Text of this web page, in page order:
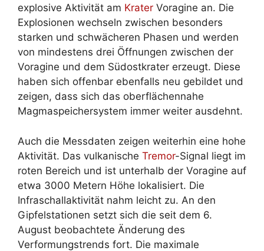
explosive Aktivität am Krater Voragine an. Die
Explosionen wechseln zwischen besonders
starken und schwächeren Phasen und werden
von mindestens drei Öffnungen zwischen der
Voragine und dem Südostkrater erzeugt. Diese
haben sich offenbar ebenfalls neu gebildet und
zeigen, dass sich das oberflächennahe
Magmaspeichersystem immer weiter ausdehnt.
Auch die Messdaten zeigen weiterhin eine hohe
Aktivität. Das vulkanische Tremor-Signal liegt im
roten Bereich und ist unterhalb der Voragine auf
etwa 3000 Metern Höhe lokalisiert. Die
Infraschallaktivität nahm leicht zu. An den
Gipfelstationen setzt sich die seit dem 6.
August beobachtete Änderung des
Verformungstrends fort. Die maximale